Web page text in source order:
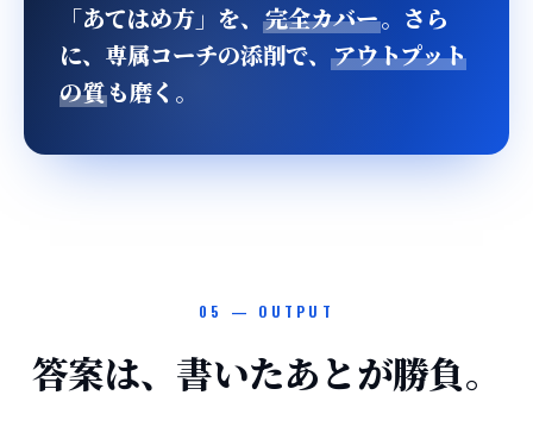
「あてはめ方」を、 完全カバー。さら
に、専属コーチの添削で、 アウトプット
の質も磨く。
05 — OUTPUT
答案は、書いたあとが勝負。